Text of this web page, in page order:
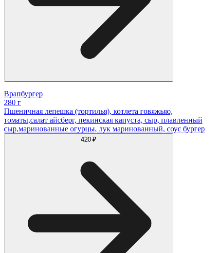
Врапбургер
280 г
Пшеничная лепешка (тортилья), котлета говяжьяо,
томаты,салат айсберг, пекинская капуста, сыр, плавленный
сыр,маринованные огурцы, лук маринованный, соус бургер
420 ₽